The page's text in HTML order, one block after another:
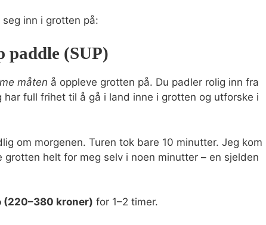
inn i grotten på:
paddle (SUP)
måten å oppleve grotten på. Du padler rolig inn fra
full frihet til å gå i land inne i grotten og utforske i
om morgenen. Turen tok bare 10 minutter. Jeg kom
helt for meg selv i noen minutter – en sjelden
(220–380 kroner) for 1–2 timer.